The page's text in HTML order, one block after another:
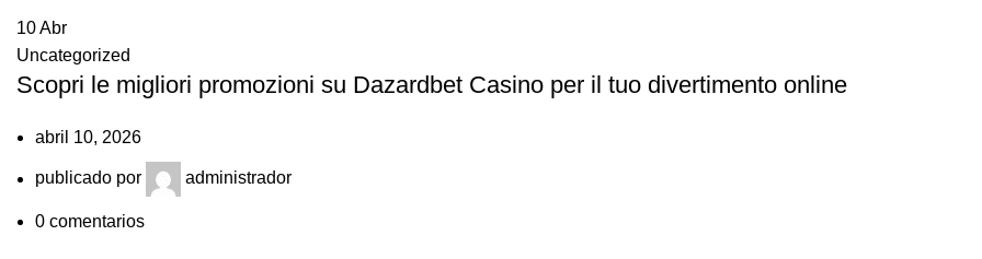
10Abr
Uncategorized
Scopri le migliori promozioni su Dazardbet Casino per il tuo divertimento online
abril 10, 2026
publicado por administrador
0 comentarios